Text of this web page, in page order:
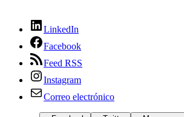
LinkedIn
Facebook
Feed RSS
Instagram
Correo electrónico